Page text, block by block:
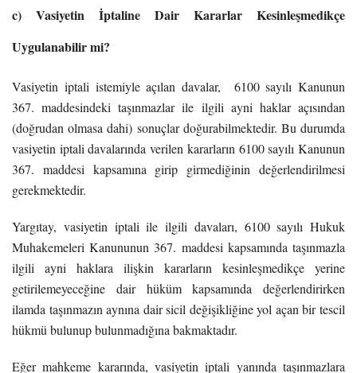
c) Vasiyetin İptaline Dair Kararlar Kesinleşmedikçe
Uygulanabilir mi?
Vasiyetin iptali istemiyle açılan davalar, 6100 sayılı Kanunun
367. maddesindeki taşınmazlar ile ilgili ayni haklar açısından
(doğrudan olmasa dahi) sonuçlar doğurabilmektedir. Bu durumda
vasiyetin iptali davalarında verilen kararların 6100 sayılı Kanunun
367. maddesi kapsamına girip girmediğinin değerlendirilmesi
gerekmektedir.
Yargıtay, vasiyetin iptali ile ilgili davaları, 6100 sayılı Hukuk
Muhakemeleri Kanununun 367. maddesi kapsamında taşınmazla
ilgili ayni haklara ilişkin kararların kesinleşmedikçe yerine
getirilemeyeceğine dair hüküm kapsamında değerlendirirken
ilamda taşınmazın aynına dair sicil değişikliğine yol açan bir tescil
hükmü bulunup bulunmadığına bakmaktadır.
Eğer mahkeme kararında, vasiyetin iptali yanında taşınmazlara